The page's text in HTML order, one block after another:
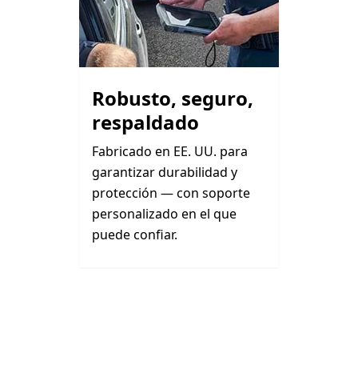
Robusto, seguro,
respaldado
Fabricado en EE. UU. para
garantizar durabilidad y
protección — con soporte
personalizado en el que
puede confiar.